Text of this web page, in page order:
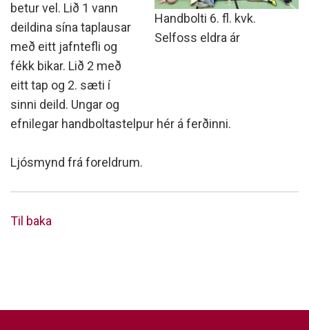
Handbolti 6. fl. kvk.
Selfoss eldra ár
betur vel. Lið 1 vann
deildina sína taplausar
með eitt jafntefli og
fékk bikar. Lið 2 með
eitt tap og 2. sæti í
sinni deild. Ungar og
efnilegar handboltastelpur hér á ferðinni.
Ljósmynd frá foreldrum.
Til baka